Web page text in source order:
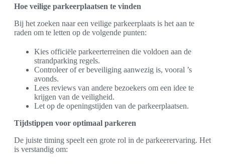
Hoe veilige parkeerplaatsen te vinden
Bij het zoeken naar een veilige parkeerplaats is het aan te
raden om te letten op de volgende punten:
Kies officiële parkeerterreinen die voldoen aan de
strandparking regels.
Controleer of er beveiliging aanwezig is, vooral ’s
avonds.
Lees reviews van andere bezoekers om een idee te
krijgen van de veiligheid.
Let op de openingstijden van de parkeerplaatsen.
Tijdstippen voor optimaal parkeren
De juiste timing speelt een grote rol in de parkeerervaring. Het
is verstandig om: